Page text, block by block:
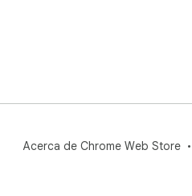
Acerca de Chrome Web Store